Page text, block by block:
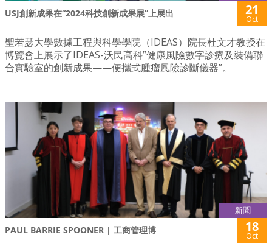
USJ創新成果在“2024科技創新成果展”上展出 21
Oct
聖若瑟大學數據工程與科學學院（IDEAS）院長杜文才教授在
博覽會上展示了IDEAS-沃民高科”健康風險數字診療及裝備聯
合實驗室的創新成果——便攜式腫瘤風險診斷儀器”。
新聞
PAUL BARRIE SPOONER | 工商管理博 18
Oct